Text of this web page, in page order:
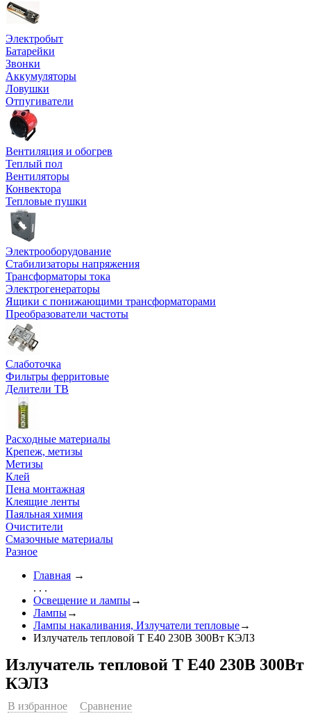
Электробыт
Батарейки
Звонки
Аккумуляторы
Ловушки
Отпугиватели
Вентиляция и обогрев
Теплый пол
Вентиляторы
Конвектора
Тепловые пушки
Электрооборудование
Стабилизаторы напряжения
Трансформаторы тока
Электрогенераторы
Ящики с понижающими трансформаторами
Преобразователи частоты
Слаботочка
Фильтры ферритовые
Делители ТВ
Расходные материалы
Крепеж, метизы
Метизы
Клей
Пена монтажная
Клеящие ленты
Паяльная химия
Очистители
Смазочные материалы
Разное
Главная →
. . .
Освещение и лампы→
Лампы→
Лампы накаливания, Излучатели тепловые→
Излучатель тепловой Т Е40 230В 300Вт КЭЛЗ
Излучатель тепловой Т Е40 230В 300Вт
КЭЛЗ
В избранное Сравнение